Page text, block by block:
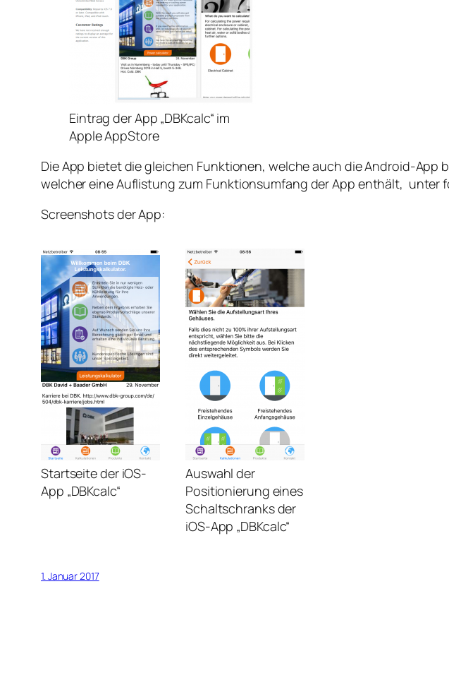
Eintrag der App „DBKcalc“ im
Apple AppStore
Die App bietet die gleichen Funktionen, welche auch die Android-
welcher eine Auflistung zum Funktionsumfang der App enthält, unter
Screenshots der App:
Startseite der iOS-
App „DBKcalc“
Auswahl der
Positionierung eines
Schaltschranks der
iOS-App „DBKcalc“
1. Januar 2017